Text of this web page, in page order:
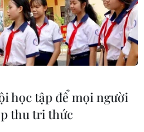
pháp
tuyến trong
Tô Lâm
học tập để mọi người
thu tri thức